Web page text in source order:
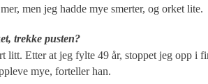
men jeg hadde mye smerter, og orket lite.
trekke pusten?
litt. Etter at jeg fylte 49 år, stoppet jeg opp i
mye, forteller han.